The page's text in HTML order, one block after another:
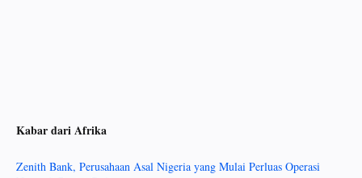
Kabar dari Afrika
Zenith Bank, Perusahaan Asal Nigeria yang Mulai Perluas Operasi